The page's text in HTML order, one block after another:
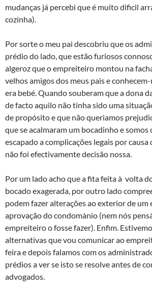
mudanças já percebi que é muito dificil
cozinha).
Por sorte o meu pai descobriu que os
prédio do lado, que estão furiosos
algeroz que o empreiteiro montou na
velhos amigos dos meus pais e
era bebé. Quando souberam que a dona
de facto aquilo não tinha sido uma
de propósito e que não queriamos
que se acalmaram um bocadinho e somos
escapado a complicações legais por causa
não foi efectivamente decisão nossa.
Por um lado acho que a fita feita à volta
bocado exagerada, por outro lado
podem fazer alterações ao exterior de um
aprovação do condomà­nio (nem nós
empreiteiro o fosse fazer). Enfim.
alternativas que vou comunicar ao
feira e depois falamos com os
prédios a ver se isto se resolve antes de
advogados.